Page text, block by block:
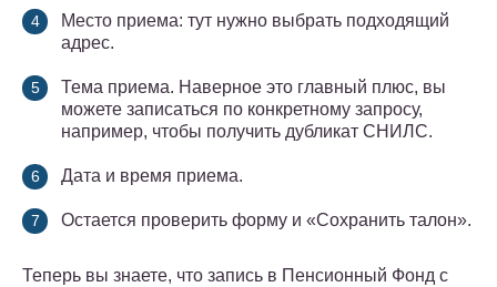
Место приема: тут нужно выбрать подходящий
адрес.
Тема приема. Наверное это главный плюс, вы
можете записаться по конкретному запросу,
например, чтобы получить дубликат СНИЛС.
Дата и время приема.
Остается проверить форму и «Сохранить талон».
Теперь вы знаете, что запись в Пенсионный Фонд с